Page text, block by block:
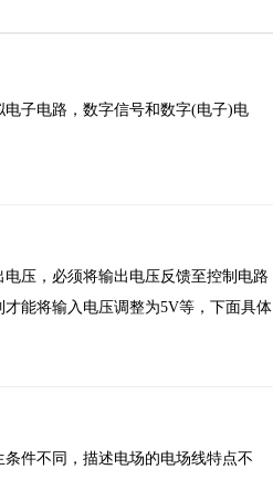
子电路，数字信号和数字(电子)电
压，必须将输出电压反馈至控制电路
能将输入电压调整为5V等，下面具体
件不同，描述电场的电场线特点不